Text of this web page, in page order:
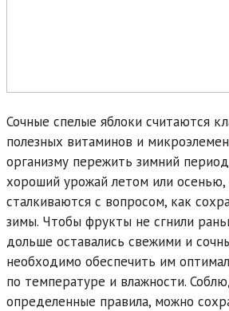
Сочные спелые яблоки считаются
полезных витаминов и
организму пережить зимний
хороший урожай летом или
сталкиваются с вопросом, как
зимы. Чтобы фрукты не сгнили
дольше оставались свежими и
необходимо обеспечить им
по температуре и влажности.
определенные правила, можно